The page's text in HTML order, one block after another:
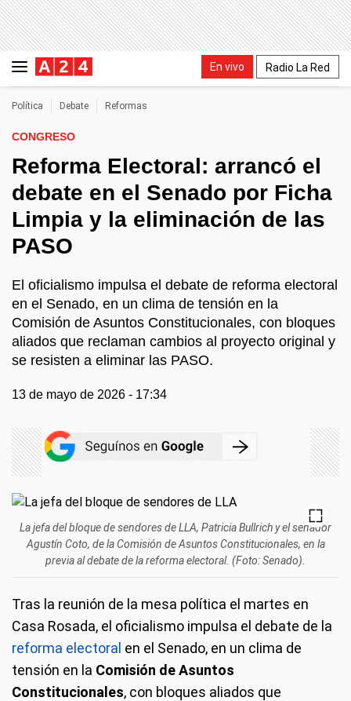
En vivo Radio La Red
Política Debate Reformas
CONGRESO
Reforma Electoral: arrancó el
debate en el Senado por Ficha
Limpia y la eliminación de las
PASO
El oficialismo impulsa el debate de reforma electoral
en el Senado, en un clima de tensión en la
Comisión de Asuntos Constitucionales, con bloques
aliados que reclaman cambios al proyecto original y
se resisten a eliminar las PASO.
13 de mayo de 2026 - 17:34
La jefa del bloque de sendores de LLA, Patricia Bullrich y el senador
Agustín Coto, de la Comisión de Asuntos Constitucionales, en la
previa al debate de la reforma electoral. (Foto: Senado).
Tras la reunión de la mesa política el martes en
Casa Rosada, el oficialismo impulsa el debate de la
reforma electoral en el Senado, en un clima de
tensión en la Comisión de Asuntos
Constitucionales, con bloques aliados que